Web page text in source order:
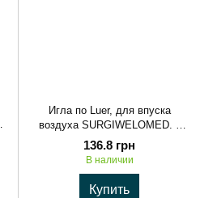
Игла по Luer, для впуска
воздуха SURGIWELOMED. к
шприцу со шлангом
136.8 грн
В наличии
Купить